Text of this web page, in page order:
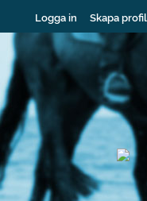
Logga in Skapa profil